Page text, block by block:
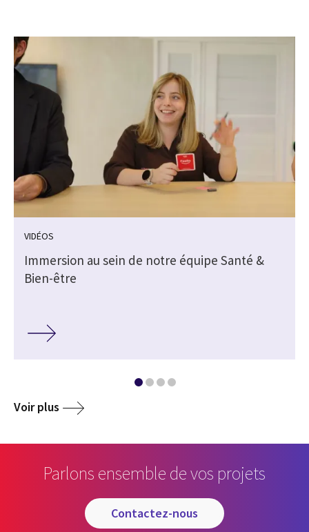
VIDÉOS
Immersion au sein de notre équipe Santé &
Bien-être
Voir plus
Parlons ensemble de vos projets
contactez-nous